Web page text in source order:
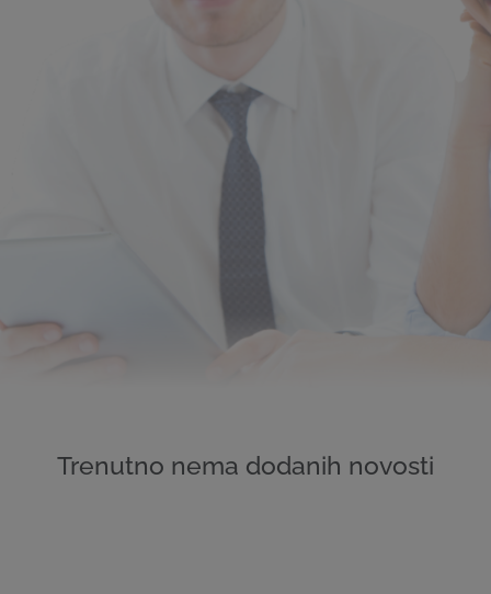
Trenutno nema dodanih novosti